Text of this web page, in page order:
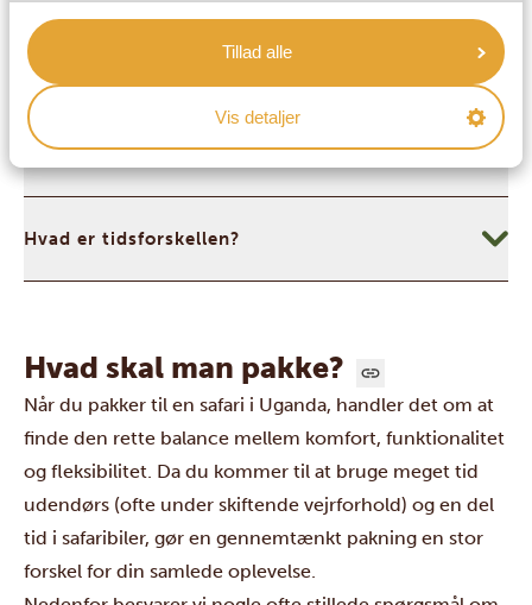
Tillad alle
Vis detaljer
Hvilke sprog taler man i Uganda?
Er uganderne venlige?
Hvad er tidsforskellen?
Hvad skal man pakke?
Når du pakker til en safari i Uganda, handler det om at
finde den rette balance mellem komfort, funktionalitet
og fleksibilitet. Da du kommer til at bruge meget tid
udendørs (ofte under skiftende vejrforhold) og en del
tid i safaribiler, gør en gennemtænkt pakning en stor
forskel for din samlede oplevelse.